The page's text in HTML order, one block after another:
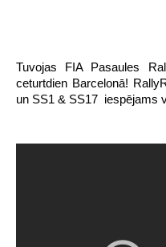
Tuvojas FIA Pasaules
ceturtdien Barcelonā!
un SS1 & SS17 iespējams